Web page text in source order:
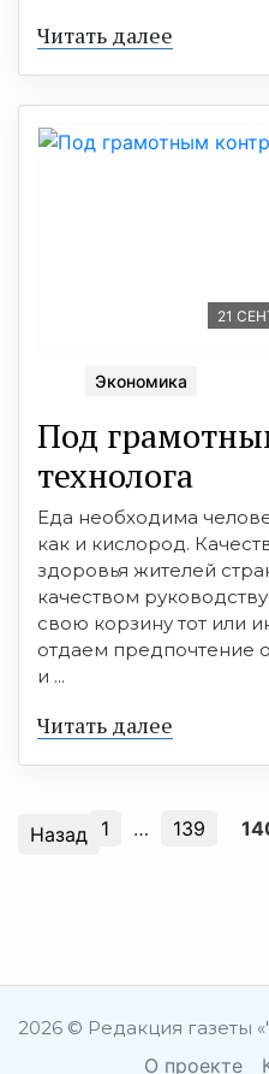
Читать далее
21
Экономика
Под
технолога
Еда необходима
как и кислород.
здоровья жителей
качеством
свою корзину тот или
отдаем предпочтение
и ...
Читать далее
Назад 1 … 139
2026 © Редакция газеты
О проекте